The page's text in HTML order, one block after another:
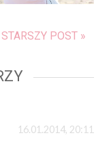
STARSZY POST »
16.01.2014, 20:11